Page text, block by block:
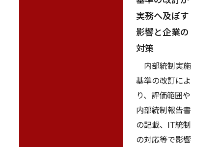
実務へ及ぼす
影響と企業の
対策
内部統制実施
基準の改訂によ
り、評価範囲や
内部統制報告書
の記載、IT統制
の対応等で影響